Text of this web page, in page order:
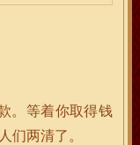
。等着你取得钱
们两清了。